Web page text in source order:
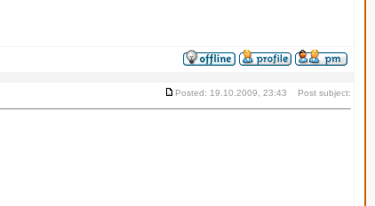
Posted: 19.10.2009, 23:43 Post subject: